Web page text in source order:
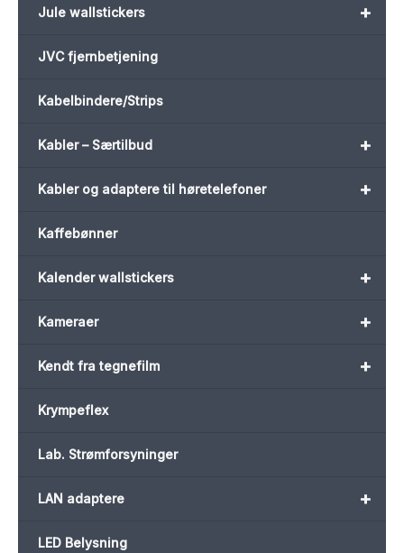
+
Jule wallstickers
JVC fjernbetjening
Kabelbindere/Strips
+
Kabler – Særtilbud
+
Kabler og adaptere til høretelefoner
Kaffebønner
+
Kalender wallstickers
+
Kameraer
+
Kendt fra tegnefilm
Krympeflex
Lab. Strømforsyninger
+
LAN adaptere
LED Belysning